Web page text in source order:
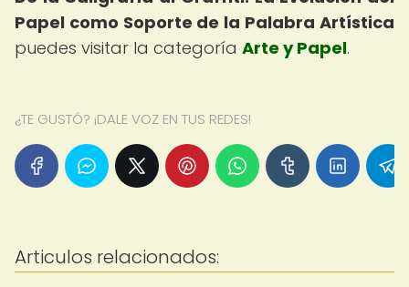
Papel como Soporte de la Palabra Artística
puedes visitar la categoría Arte y Papel.
¿TE GUSTÓ? ¡DALE VOZ EN TUS REDES!
Articulos relacionados: